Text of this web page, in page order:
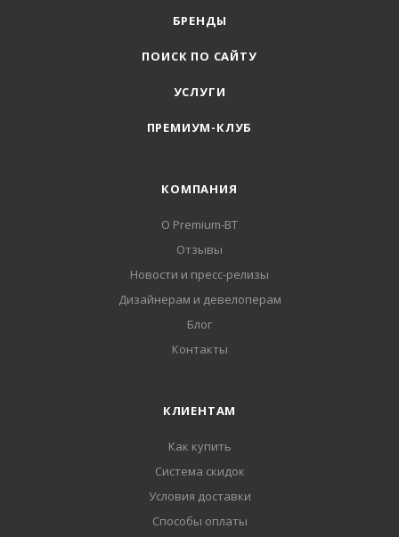
БРЕНДЫ
ПОИСК ПО САЙТУ
УСЛУГИ
ПРЕМИУМ-КЛУБ
КОМПАНИЯ
О Premium-BT
Отзывы
Новости и пресс-релизы
Дизайнерам и девелоперам
Блог
Контакты
КЛИЕНТАМ
Как купить
Система скидок
Условия доставки
Способы оплаты